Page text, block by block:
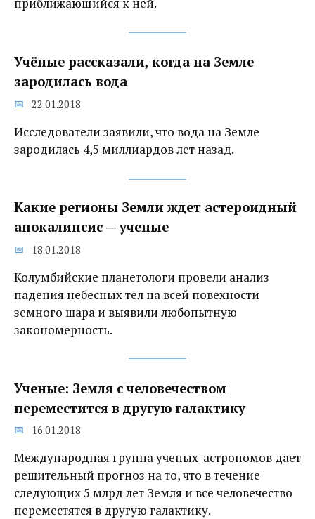
приближающийся к ней.
Учёные рассказали, когда на Земле
зародилась вода
22.01.2018
Исследователи заявили, что вода на Земле
зародилась 4,5 миллиардов лет назад.
Какие регионы Земли ждет астероидный
апокалипсис‍ — ученые
18.01.2018
Колумбийские планетологи провели анализ
падения небесных тел на всей повехности
земного шара и выявили любопытную
закономерность.
Ученые: Земля с человечеством
переместится в другую галактику
16.01.2018
Международная группа ученых-астрономов дает
решительный прогноз на то, что в течение
следующих 5 млрд лет Земля и все человечество
переместятся в другую галактику.